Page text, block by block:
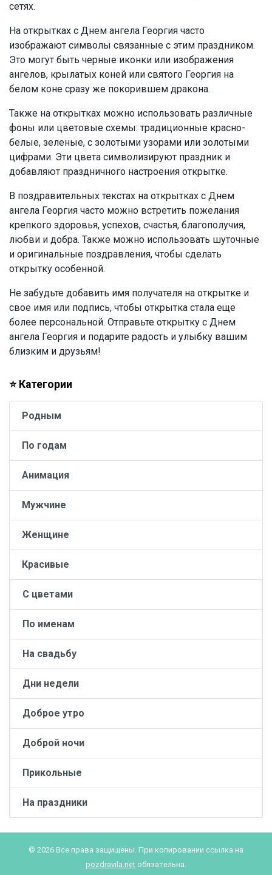
сетях.
На открытках с Днем ангела Георгия часто
изображают символы связанные с этим праздником.
Это могут быть черные иконки или изображения
ангелов, крылатых коней или святого Георгия на
белом коне сразу же покорившем дракона.
Также на открытках можно использовать различные
фоны или цветовые схемы: традиционные красно-
белые, зеленые, с золотыми узорами или золотыми
цифрами. Эти цвета символизируют праздник и
добавляют праздничного настроения открытке.
В поздравительных текстах на открытках с Днем
ангела Георгия часто можно встретить пожелания
крепкого здоровья, успехов, счастья, благополучия,
любви и добра. Также можно использовать шуточные
и оригинальные поздравления, чтобы сделать
открытку особенной.
Не забудьте добавить имя получателя на открытке и
свое имя или подпись, чтобы открытка стала еще
более персональной. Отправьте открытку с Днем
ангела Георгия и подарите радость и улыбку вашим
близким и друзьям!
⭐ Категории
Родным
По годам
Анимация
Мужчине
Женщине
Красивые
С цветами
По именам
На свадьбу
Дни недели
Доброе утро
Доброй ночи
Прикольные
На праздники
© 2026 Все права защищены. При копировании ссылка на
pozdravila.net обязательна.